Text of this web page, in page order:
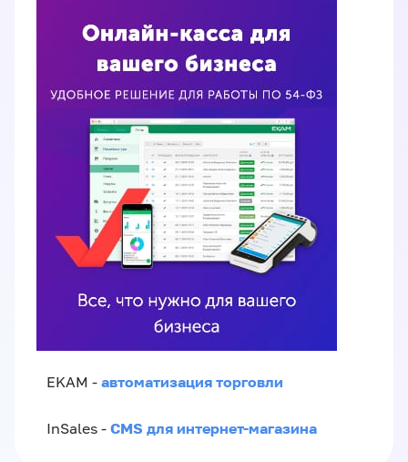
EKAM - автоматизация торговли
InSales - CMS для интернет-магазина